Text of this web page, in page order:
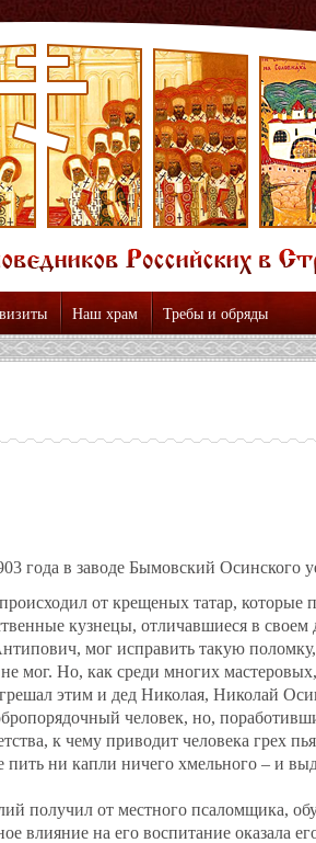
Наш храм Требы и обряды
года в заводе Бымовский Осинского
от крещеных татар, которые
кузнецы, отличавшиеся в своем
мог исправить такую
мог. Но, как среди многих мастеровых,
этим и дед Николая, Николай
человек, но,
к чему приводит человека грех
ни капли ничего хмельного – и
получил от местного псаломщика,
влияние на его воспитание оказала